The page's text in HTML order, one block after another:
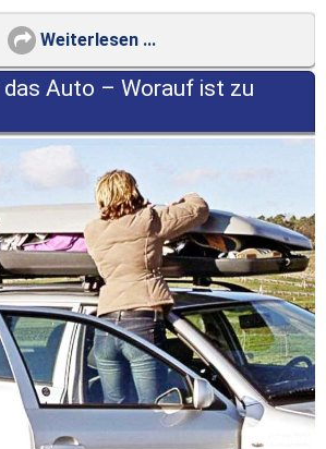
Weiterlesen ...
das Auto – Worauf ist zu